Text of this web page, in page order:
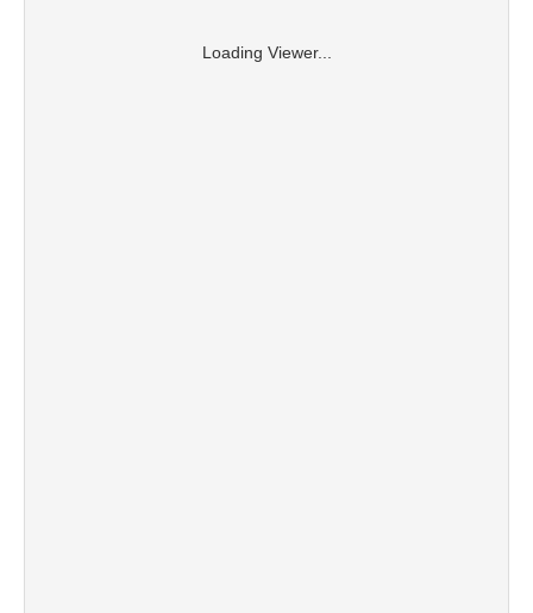
Loading Viewer...